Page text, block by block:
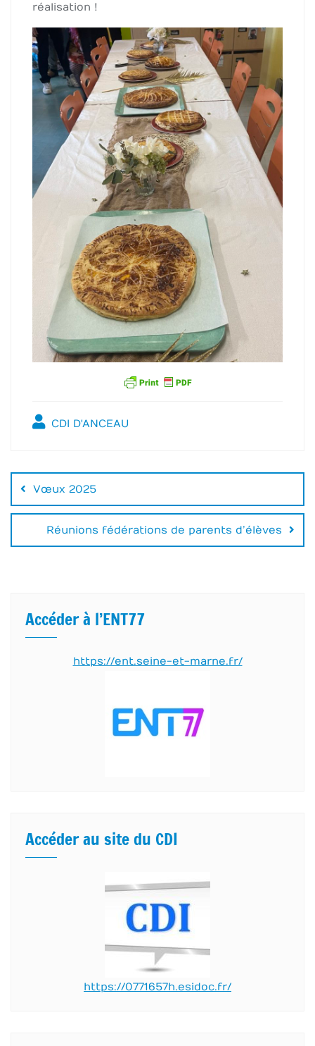
réalisation !
CDI D'ANCEAU
Navigation
de
l’article
Vœux 2025
Réunions fédérations de parents d’élèves
Accéder à l’ENT77
https://ent.seine-et-marne.fr/
Accéder au site du CDI
https://0771657h.esidoc.fr/